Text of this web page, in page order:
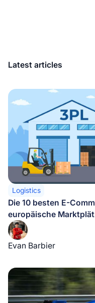
Latest articles
Logistics
Die 10 besten E-
europäische
Evan Barbier